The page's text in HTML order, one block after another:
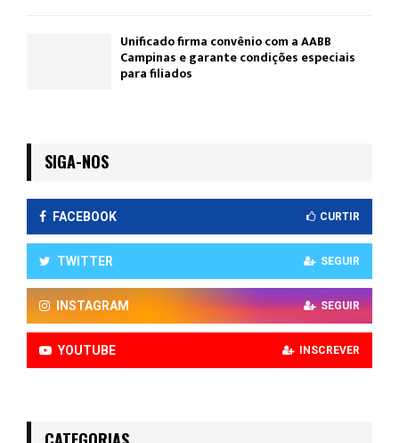
Unificado firma convênio com a AABB
Campinas e garante condições especiais
para filiados
SIGA-NOS
FACEBOOK CURTIR
TWITTER SEGUIR
INSTAGRAM SEGUIR
YOUTUBE INSCREVER